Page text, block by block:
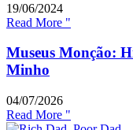
19/06/2024
Read More "
Museus Monção:
Minho
04/07/2026
Read More "